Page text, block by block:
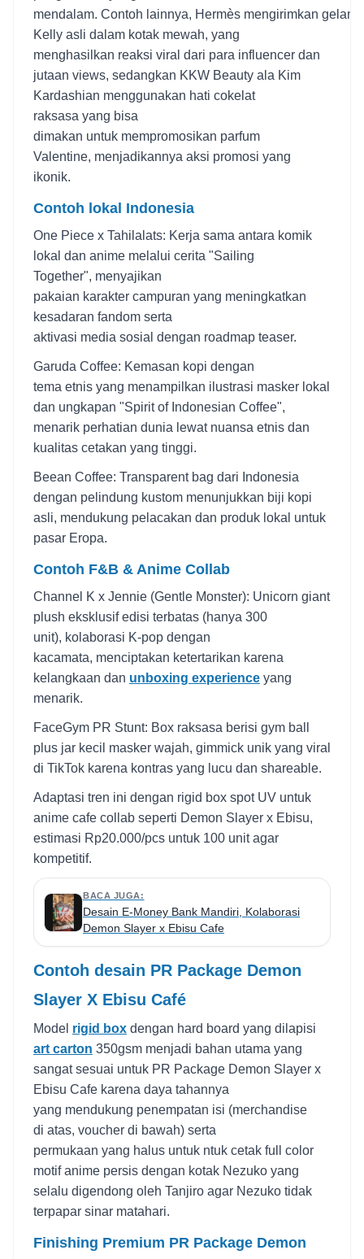
mendalam. Contoh lainnya, Hermès mengirimkan gelang
Kelly asli dalam kotak mewah, yang
menghasilkan reaksi viral dari para influencer dan
jutaan views, sedangkan KKW Beauty ala Kim
Kardashian menggunakan hati cokelat
raksasa yang bisa
dimakan untuk mempromosikan parfum
Valentine, menjadikannya aksi promosi yang
ikonik.
Contoh lokal Indonesia
One Piece x Tahilalats: Kerja sama antara komik
lokal dan anime melalui cerita "Sailing
Together", menyajikan
pakaian karakter campuran yang meningkatkan
kesadaran fandom serta
aktivasi media sosial dengan roadmap teaser.​
Garuda Coffee: Kemasan kopi dengan
tema etnis yang menampilkan ilustrasi masker lokal
dan ungkapan "Spirit of Indonesian Coffee",
menarik perhatian dunia lewat nuansa etnis dan
kualitas cetakan yang tinggi.
Beean Coffee: Transparent bag dari Indonesia
dengan pelindung kustom menunjukkan biji kopi
asli, mendukung pelacakan dan produk lokal untuk
pasar Eropa.
Contoh F&B & Anime Collab
Channel K x Jennie (Gentle Monster): Unicorn giant
plush eksklusif edisi terbatas (hanya 300
unit), kolaborasi K-pop dengan
kacamata, menciptakan ketertarikan karena
kelangkaan dan unboxing experience yang
menarik.
FaceGym PR Stunt: Box raksasa berisi gym ball
plus jar kecil masker wajah, gimmick unik yang viral
di TikTok karena kontras yang lucu dan shareable.
Adaptasi tren ini dengan rigid box spot UV untuk
anime cafe collab seperti Demon Slayer x Ebisu,
estimasi Rp20.000/pcs untuk 100 unit agar
kompetitif.​
BACA JUGA:
Desain E-Money Bank Mandiri, Kolaborasi
Demon Slayer x Ebisu Cafe
Contoh desain PR Package Demon
Slayer X Ebisu Café
Model rigid box dengan hard board yang dilapisi
art carton 350gsm menjadi bahan utama yang
sangat sesuai untuk PR Package Demon Slayer x
Ebisu Cafe karena daya tahannya
yang mendukung penempatan isi (merchandise
di atas, voucher di bawah) serta
permukaan yang halus untuk ntuk cetak full color
motif anime persis dengan kotak Nezuko yang
selalu digendong oleh Tanjiro agar Nezuko tidak
terpapar sinar matahari.
Finishing Premium PR Package Demon